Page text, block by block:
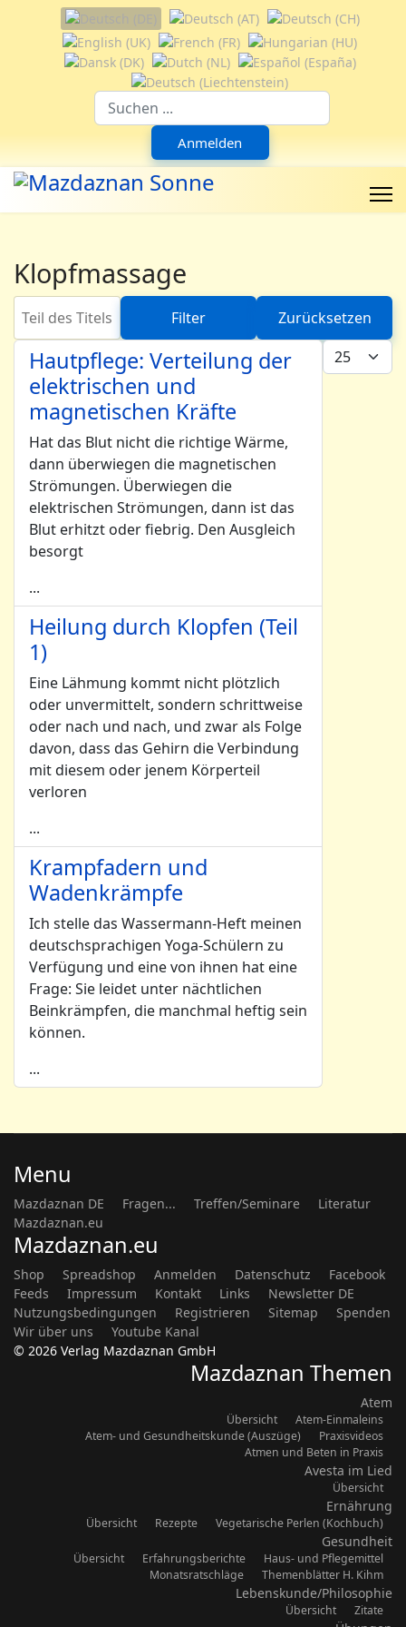
Sprache auswählen
Anmelden
Klopfmassage
Teil des Titels eingeben
Filter
Zurücksetzen
Anzeige #
Hautpflege: Verteilung der
elektrischen und
magnetischen Kräfte
Hat das Blut nicht die richtige Wärme,
dann überwiegen die magnetischen
Strömungen. Überwiegen die
elektrischen Strömungen, dann ist das
Blut erhitzt oder fiebrig. Den Ausgleich
besorgt
...
Heilung durch Klopfen (Teil
1)
Eine Lähmung kommt nicht plötzlich
oder unvermittelt, sondern schrittweise
oder nach und nach, und zwar als Folge
davon, dass das Gehirn die Verbindung
mit diesem oder jenem Körperteil
verloren
...
Krampfadern und
Wadenkrämpfe
Ich stelle das Wassermann-Heft meinen
deutschsprachigen Yoga-Schülern zu
Verfügung und eine von ihnen hat eine
Frage: Sie leidet unter nächtlichen
Beinkrämpfen, die manchmal heftig sein
können.
...
Menu
Mazdaznan DE Fragen... Treffen/Seminare
Literatur
Mazdaznan.eu
Mazdaznan.eu
Shop Spreadshop Anmelden Datenschutz
Facebook
Feeds
Impressum Kontakt Links
Newsletter DE
Nutzungsbedingungen
Registrieren Sitemap
Spenden
Wir über uns
Youtube Kanal
© 2026 Verlag Mazdaznan GmbH
Mazdaznan Themen
Atem
Übersicht
Atem-Einmaleins
Atem- und Gesundheitskunde (Auszüge)
Praxisvideos
Atmen und Beten in Praxis
Avesta im Lied
Übersicht
Ernährung
Übersicht Rezepte Vegetarische Perlen (Kochbuch)
Gesundheit
Übersicht Erfahrungsberichte
Haus- und Pflegemittel
Monatsratschläge
Themenblätter H. Kihm
Lebenskunde/Philosophie
Übersicht Zitate